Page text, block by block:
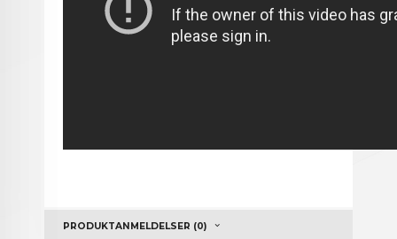
PRODUKTANMELDELSER (0)